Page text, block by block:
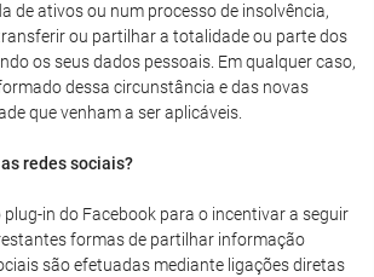
de ativos ou num processo de insolvência,
ou partilhar a totalidade ou parte dos
os seus dados pessoais. Em qualquer caso,
dessa circunstância e das novas
que venham a ser aplicáveis.
redes sociais?
in do Facebook para o incentivar a seguir
formas de partilhar informação
são efetuadas mediante ligações diretas